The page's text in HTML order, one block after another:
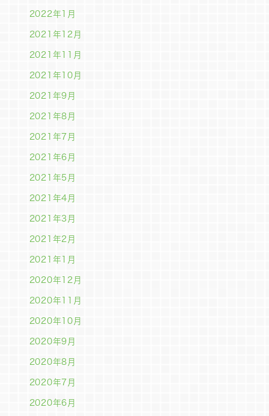
2022年1月
2021年12月
2021年11月
2021年10月
2021年9月
2021年8月
2021年7月
2021年6月
2021年5月
2021年4月
2021年3月
2021年2月
2021年1月
2020年12月
2020年11月
2020年10月
2020年9月
2020年8月
2020年7月
2020年6月